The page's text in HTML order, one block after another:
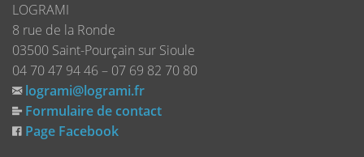
LOGRAMI
8 rue de la Ronde
03500 Saint-Pourçain sur Sioule
04 70 47 94 46 – 07 69 82 70 80
logrami@logrami.fr
Formulaire de contact
Page Facebook